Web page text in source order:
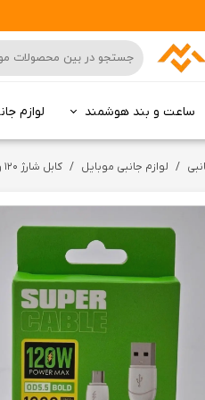
ساعت و بند هوشمند لوازم
لوازم جانبی موبایل کابل شارژ ۱۲۰ وات و ۶ آمپر با کیفیت XNY007-Typ-C